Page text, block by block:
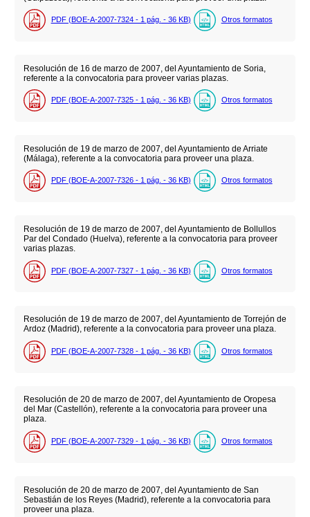
PDF (BOE-A-2007-7324 - 1 pág. - 36 KB) Otros formatos
Resolución de 16 de marzo de 2007, del Ayuntamiento de Soria,
referente a la convocatoria para proveer varias plazas.
PDF (BOE-A-2007-7325 - 1 pág. - 36 KB) Otros formatos
Resolución de 19 de marzo de 2007, del Ayuntamiento de Arriate
(Málaga), referente a la convocatoria para proveer una plaza.
PDF (BOE-A-2007-7326 - 1 pág. - 36 KB) Otros formatos
Resolución de 19 de marzo de 2007, del Ayuntamiento de Bollullos
Par del Condado (Huelva), referente a la convocatoria para proveer
varias plazas.
PDF (BOE-A-2007-7327 - 1 pág. - 36 KB) Otros formatos
Resolución de 19 de marzo de 2007, del Ayuntamiento de Torrejón de
Ardoz (Madrid), referente a la convocatoria para proveer una plaza.
PDF (BOE-A-2007-7328 - 1 pág. - 36 KB) Otros formatos
Resolución de 20 de marzo de 2007, del Ayuntamiento de Oropesa
del Mar (Castellón), referente a la convocatoria para proveer una
plaza.
PDF (BOE-A-2007-7329 - 1 pág. - 36 KB) Otros formatos
Resolución de 20 de marzo de 2007, del Ayuntamiento de San
Sebastián de los Reyes (Madrid), referente a la convocatoria para
proveer una plaza.